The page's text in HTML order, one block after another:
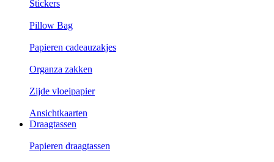
Stickers
Pillow Bag
Papieren cadeauzakjes
Organza zakken
Zijde vloeipapier
Ansichtkaarten
Draagtassen
Papieren draagtassen